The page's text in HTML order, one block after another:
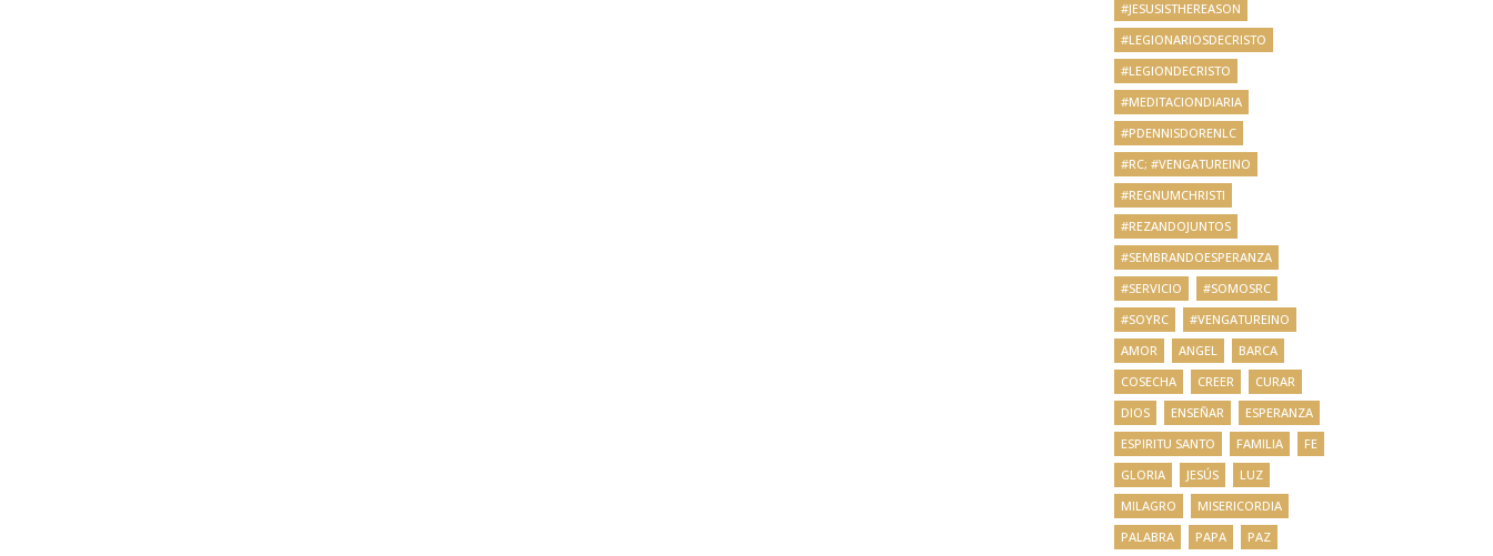
#JESUSISTHEREASON
#LEGIONARIOSDECRISTO
#LEGIONDECRISTO
#MEDITACIONDIARIA
#PDENNISDORENLC
#RC; #VENGATUREINO
#REGNUMCHRISTI
#REZANDOJUNTOS
#SEMBRANDOESPERANZA
#SERVICIO
#SOMOSRC
#SOYRC
#VENGATUREINO
AMOR
ANGEL
BARCA
COSECHA
CREER
CURAR
DIOS
ENSEÑAR
ESPERANZA
ESPIRITU SANTO
FAMILIA
FE
GLORIA
JESÚS
LUZ
MILAGRO
MISERICORDIA
PALABRA
PAPA PAZ